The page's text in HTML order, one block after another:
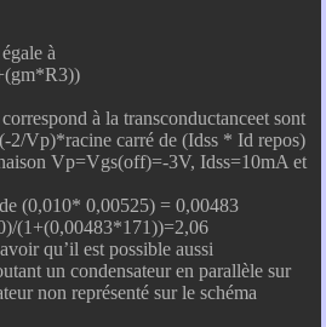
à
à la transconductanceet sont
2/Vp)*racine carré de (Idss * Id repos)
Vp=Vgs(off)=-3V, Idss=10mA et
(0,010* 0,00525) = 0,00483
(1+(0,00483*171))=2,06
qu’il est possible aussi
un condensateur en parallèle sur
non représenté sur le schéma